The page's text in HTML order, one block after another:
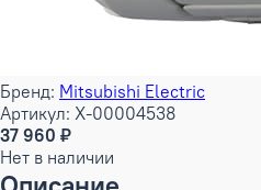
Бренд: Mitsubishi Electric
Артикул: X-00004538
37 960 ₽
Нет в наличии